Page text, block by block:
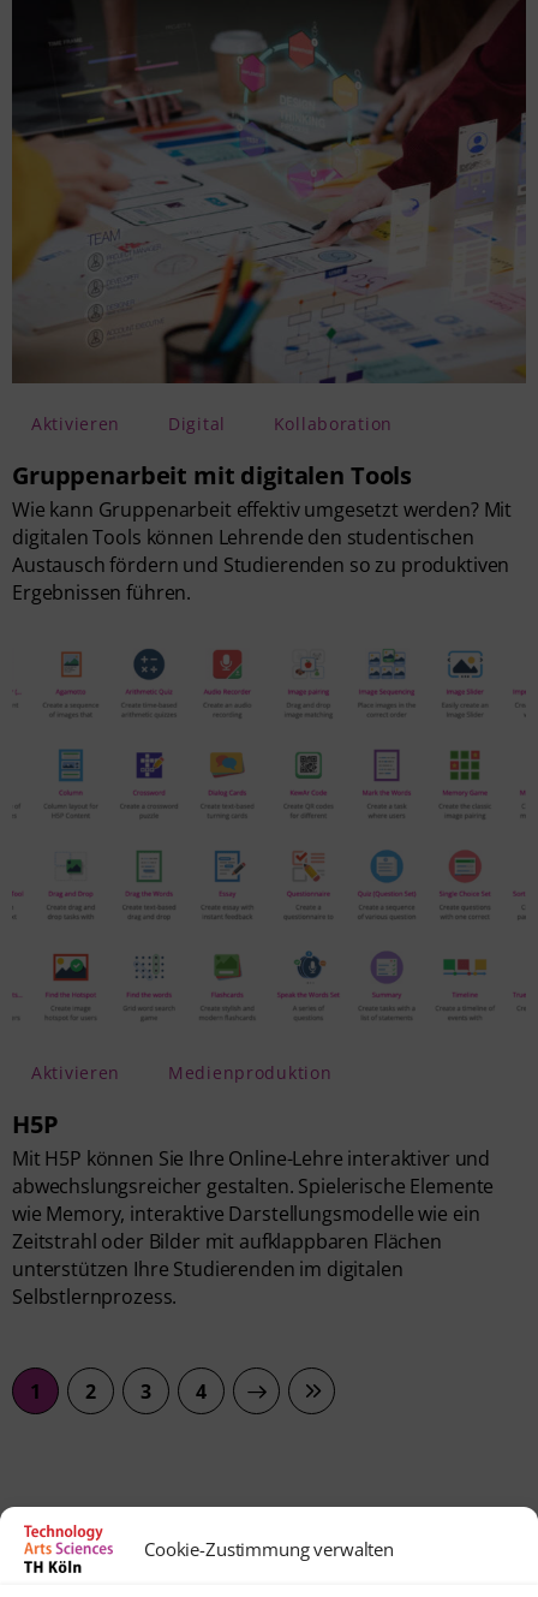
Cookie-Zustimmung verwalten
Aktivieren Digital Kollaboration
Gruppenarbeit mit digitalen Tools
Wie kann Gruppenarbeit effektiv umgesetzt werden? Mit
digitalen Tools können Lehrende den studentischen
Austausch fördern und Studierenden so zu produktiven
Ergebnissen führen.
Aktivieren Medienproduktion
H5P
Mit H5P können Sie Ihre Online-Lehre interaktiver und
abwechslungsreicher gestalten. Spielerische Elemente
wie Memory, interaktive Darstellungsmodelle wie ein
Zeitstrahl oder Bilder mit aufklappbaren Flächen
unterstützen Ihre Studierenden im digitalen
Selbstlernprozess.
1 2 3 4
NEXT LAST